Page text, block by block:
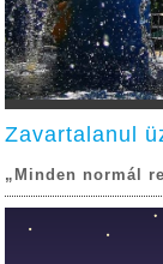
Zavartalanul
„Minden normál